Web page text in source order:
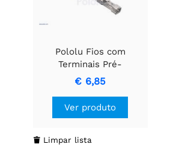
Pololu Fios com
Terminais Pré-
Crimpados 10-Pack MM
1" Vermelho
€ 6,85
Ver produto
 Limpar lista